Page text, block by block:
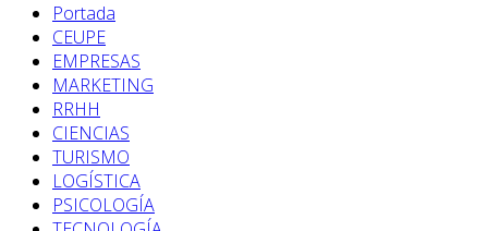
Portada
CEUPE
EMPRESAS
MARKETING
RRHH
CIENCIAS
TURISMO
LOGÍSTICA
PSICOLOGÍA